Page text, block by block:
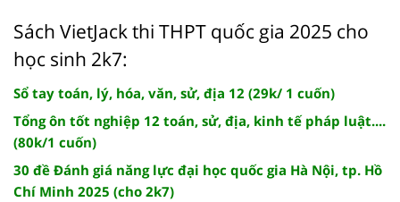
Sách VietJack thi THPT quốc gia 2025 cho
học sinh 2k7:
Sổ tay toán, lý, hóa, văn, sử, địa 12 (29k/ 1 cuốn)
Tổng ôn tốt nghiệp 12 toán, sử, địa, kinh tế pháp luật....
(80k/1 cuốn)
30 đề Đánh giá năng lực đại học quốc gia Hà Nội, tp. Hồ
Chí Minh 2025 (cho 2k7)